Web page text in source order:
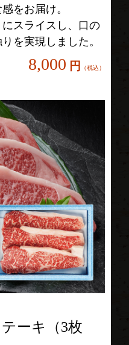
をお届け。
スライスし、口の
を実現しました。
8,000 円 （税込）
ーキ（3枚